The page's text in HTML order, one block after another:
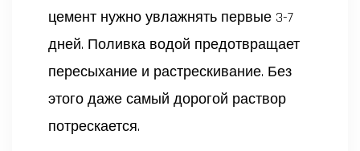
цемент нужно увлажнять первые 3-7
дней. Поливка водой предотвращает
пересыхание и растрескивание. Без
этого даже самый дорогой раствор
потрескается.